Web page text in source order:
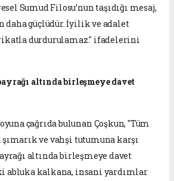
Sumud Filosu’nun taşıdığı mesaj,
daha güçlüdür. İyilik ve adalet
durdurulamaz." ifadelerini
altında birleşmeye davet
çağrıda bulunan Çoşkun, "Tüm
ve vahşi tutumuna karşı
altında birleşmeye davet
abluka kalkana, insani yardımlar